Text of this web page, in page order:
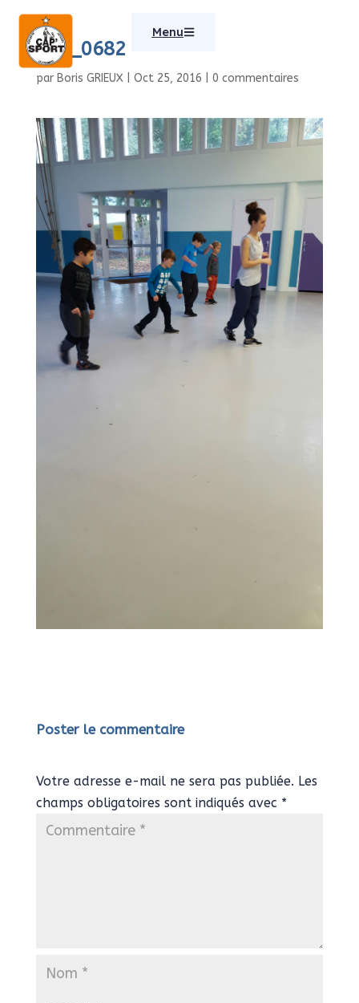
Menu
IMG_0682
par Boris GRIEUX Oct 25, 2016 0 commentaires
Poster le commentaire
Votre adresse e-mail ne sera pas publiée. Les
champs obligatoires sont indiqués avec *